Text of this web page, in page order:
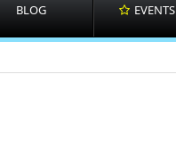
BLOG EVENTS